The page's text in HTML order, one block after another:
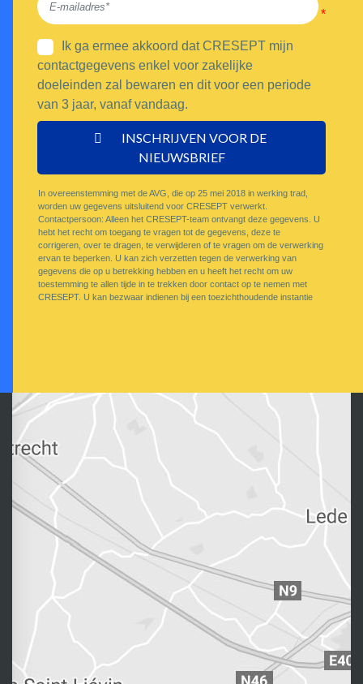
Ik ga ermee akkoord dat CRESEPT mijn
contactgegevens enkel voor zakelijke
doeleinden zal bewaren en dit voor een periode
van 3 jaar, vanaf vandaag.
INSCHRIJVEN VOOR DE
NIEUWSBRIEF
In overeenstemming met de AVG, die op 25 mei 2018 in werking trad,
worden uw gegevens uitsluitend voor CRESEPT verwerkt.
Contactpersoon: Alleen het CRESEPT-team ontvangt deze gegevens. U
hebt het recht om toegang te vragen tot de gegevens, deze te
corrigeren, over te dragen, te verwijderen of te vragen om de verwerking
ervan te beperken. U kan zich verzetten tegen de verwerking van
gegevens die op u betrekking hebben en u heeft het recht om uw
toestemming te allen tijde in te trekken door contact op te nemen met
CRESEPT. U kan bezwaar indienen bij een toezichthoudende instantie